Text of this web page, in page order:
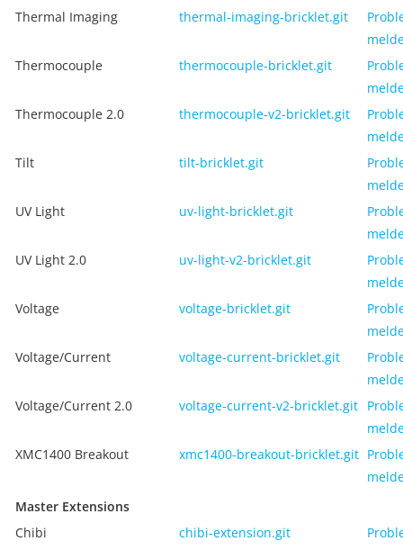
Thermal Imaging
thermal-imaging-bricklet.git
Thermocouple
thermocouple-bricklet.git
Thermocouple 2.0
thermocouple-v2-bricklet.git
Tilt
tilt-bricklet.git
UV Light
uv-light-bricklet.git
UV Light 2.0
uv-light-v2-bricklet.git
Voltage
voltage-bricklet.git
Voltage/Current
voltage-current-bricklet.git
Voltage/Current 2.0
voltage-current-v2-bricklet.git
XMC1400 Breakout
xmc1400-breakout-bricklet.git
Master Extensions
Chibi
chibi-extension.git